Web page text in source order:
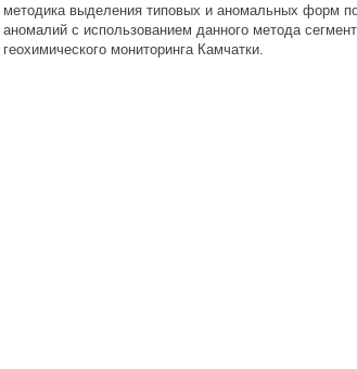
методика выделения типовых и аномальных форм
аномалий с использованием данного метода
геохимического мониторинга Камчатки.